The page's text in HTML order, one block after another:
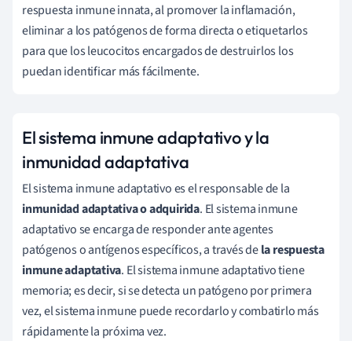
respuesta inmune innata, al promoverlainflamación,
eliminar a los patógenos de forma directa o etiquetarlos
para que los leucocitos encargados de destruirlos los
puedan identificar más fácilmente.
El sistema inmune adaptativo y la
inmunidad adaptativa
El sistema inmune adaptativo es el responsable de la
inmunidad adaptativa o adquirida. El sistema inmune
adaptativose encarga de responder anteagentes
patógenos o antígenos específicos, a través dela respuesta
inmune adaptativa. El sistema inmune adaptativo tiene
memoria; es decir, si se detecta un patógeno por primera
vez, el sistema inmune puede recordarlo y combatirlo más
rápidamente la próxima vez.